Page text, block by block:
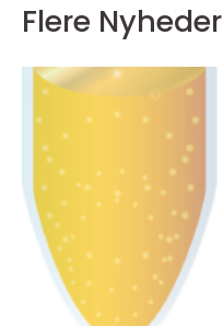
Flere Nyheder